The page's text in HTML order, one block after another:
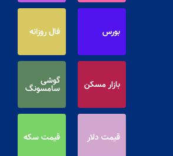
بورس فال روزانه
بازار مسکن گوشی
سامسونگ
قیمت دلار قیمت سکه